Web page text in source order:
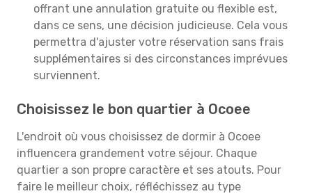
offrant une annulation gratuite ou flexible est,
dans ce sens, une décision judicieuse. Cela vous
permettra d'ajuster votre réservation sans frais
supplémentaires si des circonstances imprévues
surviennent.
Choisissez le bon quartier à Ocoee
L'endroit où vous choisissez de dormir à Ocoee
influencera grandement votre séjour. Chaque
quartier a son propre caractère et ses atouts. Pour
faire le meilleur choix, réfléchissez au type